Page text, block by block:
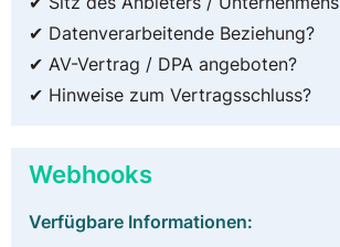
✔ Datenverarbeitende Beziehung?
✔ AV-Vertrag / DPA angeboten?
✔ Hinweise zum Vertragsschluss?
Webhooks
Verfügbare Informationen: